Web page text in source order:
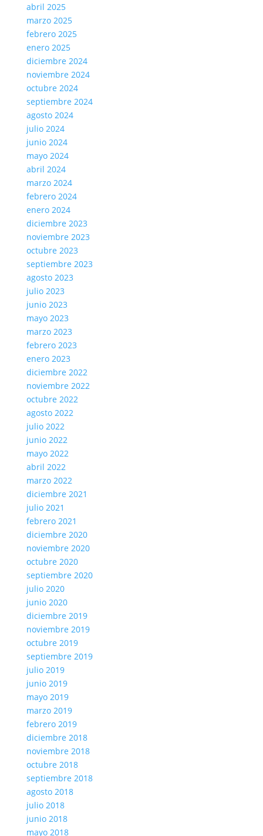
abril 2025
marzo 2025
febrero 2025
enero 2025
diciembre 2024
noviembre 2024
octubre 2024
septiembre 2024
agosto 2024
julio 2024
junio 2024
mayo 2024
abril 2024
marzo 2024
febrero 2024
enero 2024
diciembre 2023
noviembre 2023
octubre 2023
septiembre 2023
agosto 2023
julio 2023
junio 2023
mayo 2023
marzo 2023
febrero 2023
enero 2023
diciembre 2022
noviembre 2022
octubre 2022
agosto 2022
julio 2022
junio 2022
mayo 2022
abril 2022
marzo 2022
diciembre 2021
julio 2021
febrero 2021
diciembre 2020
noviembre 2020
octubre 2020
septiembre 2020
julio 2020
junio 2020
diciembre 2019
noviembre 2019
octubre 2019
septiembre 2019
julio 2019
junio 2019
mayo 2019
marzo 2019
febrero 2019
diciembre 2018
noviembre 2018
octubre 2018
septiembre 2018
agosto 2018
julio 2018
junio 2018
mayo 2018